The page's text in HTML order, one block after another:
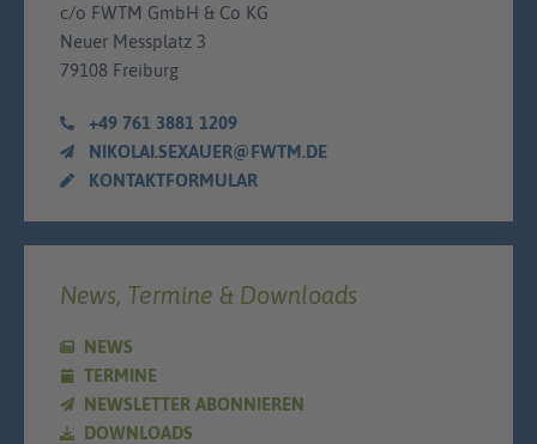
c/o FWTM GmbH & Co KG
Neuer Messplatz 3
79108 Freiburg
+49 761 3881 1209
NIKOLAI.SEXAUER@FWTM.DE
KONTAKTFORMULAR
News, Termine & Downloads
NEWS
TERMINE
NEWSLETTER ABONNIEREN
DOWNLOADS